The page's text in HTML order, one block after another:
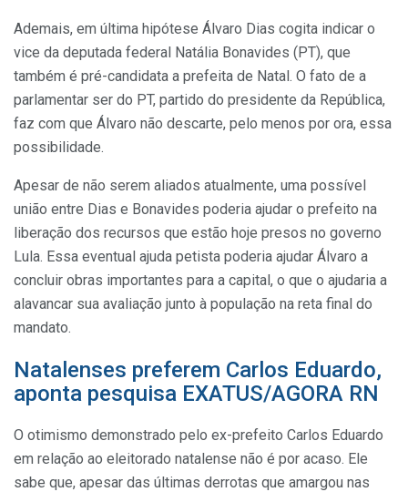
Ademais, em última hipótese Álvaro Dias cogita indicar o
vice da deputada federal Natália Bonavides (PT), que
também é pré-candidata a prefeita de Natal. O fato de a
parlamentar ser do PT, partido do presidente da República,
faz com que Álvaro não descarte, pelo menos por ora, essa
possibilidade.
Apesar de não serem aliados atualmente, uma possível
união entre Dias e Bonavides poderia ajudar o prefeito na
liberação dos recursos que estão hoje presos no governo
Lula. Essa eventual ajuda petista poderia ajudar Álvaro a
concluir obras importantes para a capital, o que o ajudaria a
alavancar sua avaliação junto à população na reta final do
mandato.
Natalenses preferem Carlos Eduardo,
aponta pesquisa EXATUS/AGORA RN
O otimismo demonstrado pelo ex-prefeito Carlos Eduardo
em relação ao eleitorado natalense não é por acaso. Ele
sabe que, apesar das últimas derrotas que amargou nas